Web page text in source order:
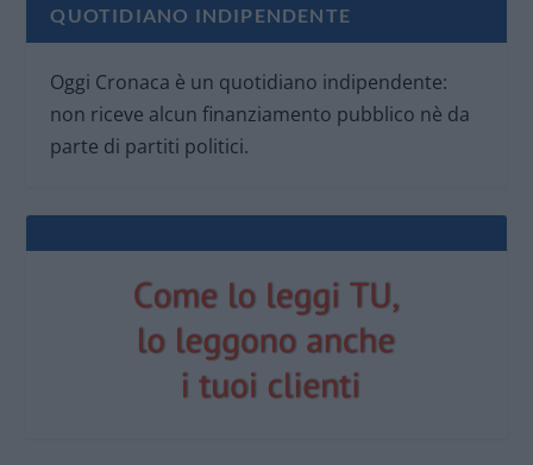
QUOTIDIANO INDIPENDENTE
Oggi Cronaca è un quotidiano indipendente:
non riceve alcun finanziamento pubblico nè da
parte di partiti politici.